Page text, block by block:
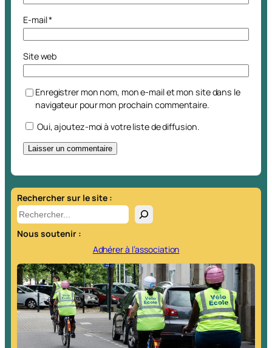
E-mail*
Site web
Enregistrer mon nom, mon e-mail et mon site dans le
navigateur pour mon prochain commentaire.
Oui, ajoutez-moi à votre liste de diffusion.
t
e
r
n
i
v
e
:
Rechercher sur le site :
R
e
c
e
c
h
e
r
Nous soutenir :
Adhérer à l’association